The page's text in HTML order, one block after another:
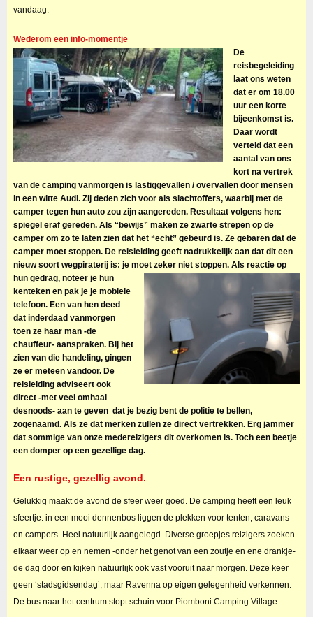
vandaag.
Wederom een info-momentje
De
reisbegeleiding
laat ons weten
dat er om 18.00
uur een korte
bijeenkomst is.
Daar wordt
verteld dat een
aantal van ons
kort na vertrek
van de camping vanmorgen is lastiggevallen / overvallen door mensen
in een witte Audi. Zij deden zich voor als slachtoffers, waarbij met de
camper tegen hun auto zou zijn aangereden. Resultaat volgens hen:
spiegel eraf gereden. Als “bewijs” maken ze zwarte strepen op de
camper om zo te laten zien dat het “echt” gebeurd is. Ze gebaren dat de
camper moet stoppen. De reisleiding geeft nadrukkelijk aan dat dit een
nieuw soort wegpiraterij is: je moet zeker niet stoppen.Als reactie op
hun gedrag, noteer je hun
kenteken en pak je je mobiele
telefoon. Een van hen deed
dat inderdaad vanmorgen
toen ze haar man -de
chauffeur- aanspraken. Bij het
zien van die handeling, gingen
ze er meteen vandoor. De
reisleiding adviseert ook
direct -met veel omhaal
desnoods- aan te geven dat je bezig bent de politie te bellen,
zogenaamd. Als ze dat merken zullen ze direct vertrekken. Erg jammer
dat sommige van onze medereizigers dit overkomen is. Toch een beetje
een domper op een gezellige dag.
Een rustige, gezellig avond.
Gelukkig maakt de avond de sfeer weer goed. De camping heeft een leuk
sfeertje: in een mooi dennenbos liggen de plekken voor tenten, caravans
en campers. Heel natuurlijk aangelegd. Diverse groepjes reizigers zoeken
elkaar weer op en nemen -onder het genot van een zoutje en ene drankje-
de dag door en kijken natuurlijk ook vast vooruit naar morgen. Deze keer
geen ‘stadsgidsendag’, maar Ravenna op eigen gelegenheid verkennen.
De bus naar het centrum stopt schuin voor Piomboni Camping Village.